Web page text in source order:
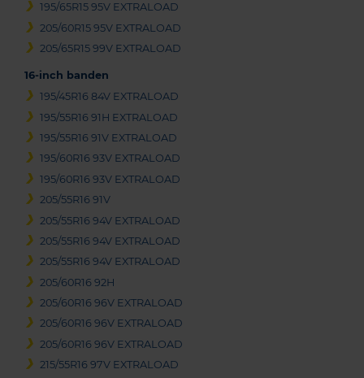
195/65R15 95V EXTRALOAD
205/60R15 95V EXTRALOAD
205/65R15 99V EXTRALOAD
16-inch banden
195/45R16 84V EXTRALOAD
195/55R16 91H EXTRALOAD
195/55R16 91V EXTRALOAD
195/60R16 93V EXTRALOAD
195/60R16 93V EXTRALOAD
205/55R16 91V
205/55R16 94V EXTRALOAD
205/55R16 94V EXTRALOAD
205/55R16 94V EXTRALOAD
205/60R16 92H
205/60R16 96V EXTRALOAD
205/60R16 96V EXTRALOAD
205/60R16 96V EXTRALOAD
215/55R16 97V EXTRALOAD